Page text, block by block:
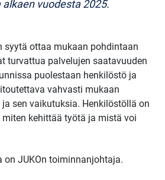
alkaen vuodesta 2025.
syytä ottaa mukaan pohdintaan
turvattua palvelujen saatavuuden
puolestaan henkilöstö ja
vahvasti mukaan
sen vaikutuksia. Henkilöstöllä on
miten kehittää työtä ja mistä voi
on JUKOn toiminnanjohtaja.